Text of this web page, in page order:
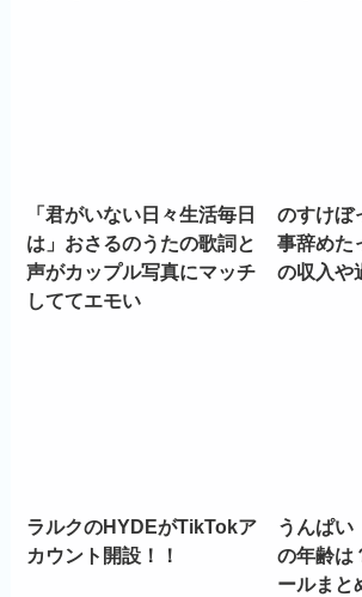
「君がいない日々生活毎日
は」おさるのうたの歌詞と
声がカップル写真にマッチ
しててエモい
のすけぼ
事辞めた
の収入や
ラルクのHYDEがTikTokア
カウント開設！！
うんぱい
の年齢は
ールまと